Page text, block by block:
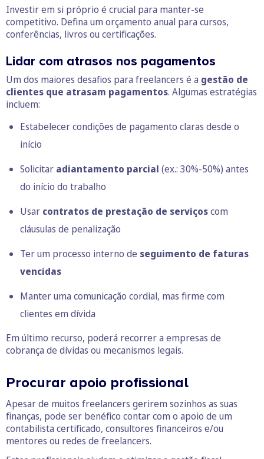
Investir em si próprio é crucial para manter-se
competitivo. Defina um orçamento anual para cursos,
conferências, livros ou certificações.
Lidar com atrasos nos pagamentos
Um dos maiores desafios para freelancers é a gestão de
clientes que atrasam pagamentos. Algumas estratégias
incluem:
Estabelecer condições de pagamento claras desde o
início
Solicitar adiantamento parcial (ex.: 30%-50%) antes
do início do trabalho
Usar contratos de prestação de serviçoscom
cláusulas de penalização
Ter um processo interno de seguimento de faturas
vencidas
Manter uma comunicação cordial, mas firme com
clientes em dívida
Em último recurso, poderá recorrer a empresas de
cobrança de dívidas ou mecanismos legais.
Procurar apoio profissional
Apesar de muitos freelancers gerirem sozinhos as suas
finanças, pode ser benéfico contar com o apoio de um
contabilista certificado, consultores financeiros e/ou
mentores ou redes de freelancers.